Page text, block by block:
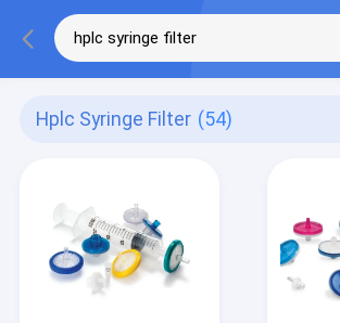
Hplc Syringe Filter (54)